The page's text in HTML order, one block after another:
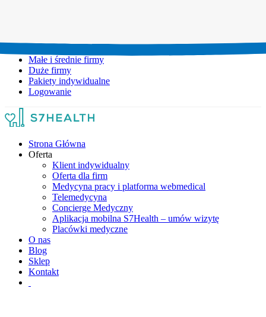
Małe i średnie firmy
Duże firmy
Pakiety indywidualne
Logowanie
Strona Główna
Oferta
Klient indywidualny
Oferta dla firm
Medycyna pracy i platforma webmedical
Telemedycyna
Concierge Medyczny
Aplikacja mobilna S7Health – umów wizytę
Placówki medyczne
O nas
Blog
Sklep
Kontakt